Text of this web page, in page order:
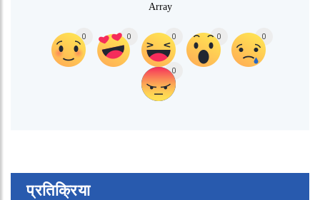
Array
0 0 0 0 0
0
प्रतिक्रिया